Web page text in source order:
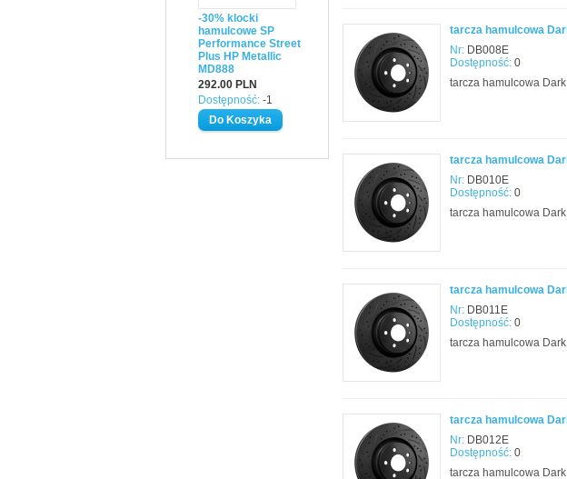
-30% klocki
hamulcowe SP
Performance Street
Plus HP Metallic
MD888
292.00 PLN
Dostępność: -1
tarcza hamulcowa
Nr: DB008E
Dostępność: 0
tarcza hamulcowa
tarcza hamulcowa
Nr: DB010E
Dostępność: 0
tarcza hamulcowa
tarcza hamulcowa
Nr: DB011E
Dostępność: 0
tarcza hamulcowa
tarcza hamulcowa
Nr: DB012E
Dostępność: 0
tarcza hamulcowa